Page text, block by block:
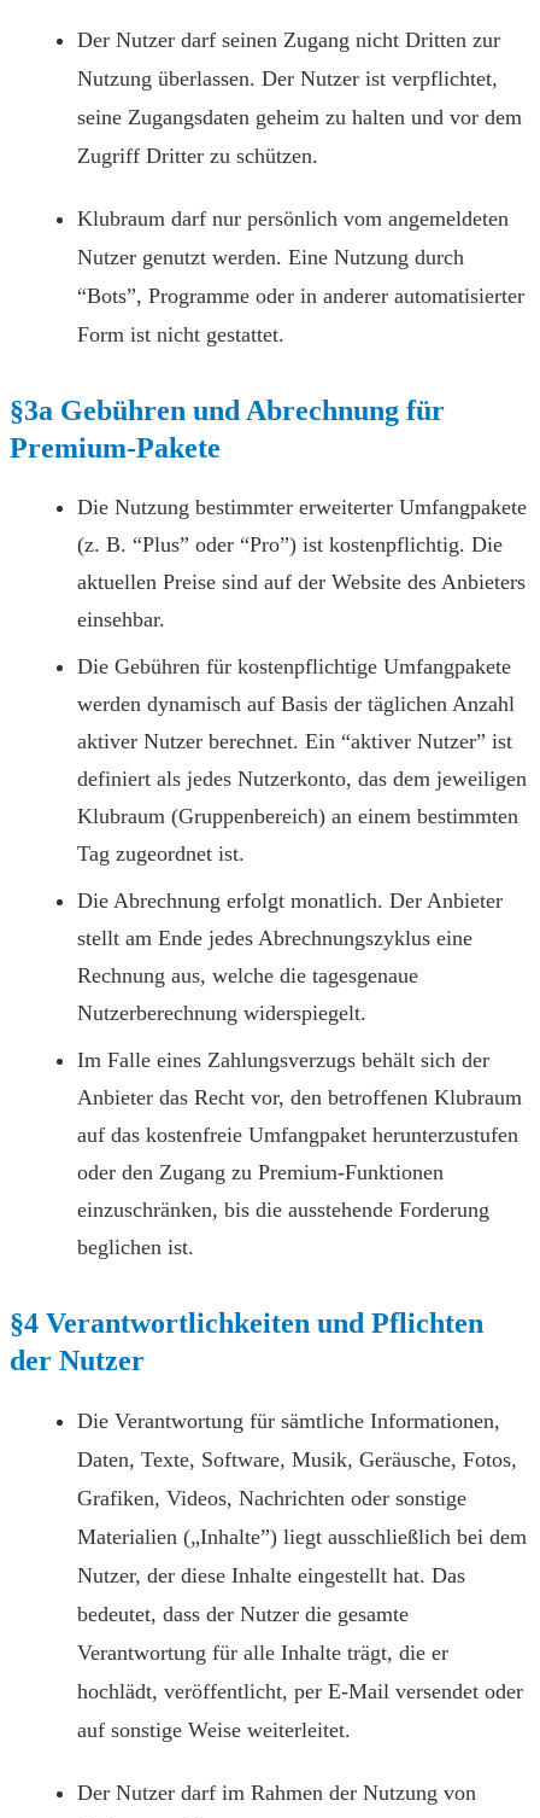
Der Nutzer darf seinen Zugang nicht Dritten zur
Nutzung überlassen. Der Nutzer ist verpflichtet,
seine Zugangsdaten geheim zu halten und vor dem
Zugriff Dritter zu schützen.
Klubraum darf nur persönlich vom angemeldeten
Nutzer genutzt werden. Eine Nutzung durch
“Bots”, Programme oder in anderer automatisierter
Form ist nicht gestattet.
§3a Gebühren und Abrechnung für
Premium-Pakete
Die Nutzung bestimmter erweiterter Umfangpakete
(z. B. “Plus” oder “Pro”) ist kostenpflichtig. Die
aktuellen Preise sind auf der Website des Anbieters
einsehbar.
Die Gebühren für kostenpflichtige Umfangpakete
werden dynamisch auf Basis der täglichen Anzahl
aktiver Nutzer berechnet. Ein “aktiver Nutzer” ist
definiert als jedes Nutzerkonto, das dem jeweiligen
Klubraum (Gruppenbereich) an einem bestimmten
Tag zugeordnet ist.
Die Abrechnung erfolgt monatlich. Der Anbieter
stellt am Ende jedes Abrechnungszyklus eine
Rechnung aus, welche die tagesgenaue
Nutzerberechnung widerspiegelt.
Im Falle eines Zahlungsverzugs behält sich der
Anbieter das Recht vor, den betroffenen Klubraum
auf das kostenfreie Umfangpaket herunterzustufen
oder den Zugang zu Premium-Funktionen
einzuschränken, bis die ausstehende Forderung
beglichen ist.
§4 Verantwortlichkeiten und Pflichten
der Nutzer
Die Verantwortung für sämtliche Informationen,
Daten, Texte, Software, Musik, Geräusche, Fotos,
Grafiken, Videos, Nachrichten oder sonstige
Materialien („Inhalte”) liegt ausschließlich bei dem
Nutzer, der diese Inhalte eingestellt hat. Das
bedeutet, dass der Nutzer die gesamte
Verantwortung für alle Inhalte trägt, die er
hochlädt, veröffentlicht, per E-Mail versendet oder
auf sonstige Weise weiterleitet.
Der Nutzer darf im Rahmen der Nutzung von